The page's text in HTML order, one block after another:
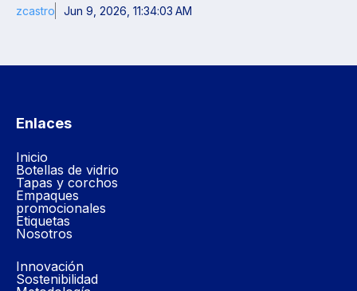
zcastro Jun 9, 2026, 11:34:03 AM
Enlaces
Inicio
Botellas de vidrio
Tapas y corchos
Empaques
promocionales
Etiquetas
Nosotros
Innovación
Sostenibilidad